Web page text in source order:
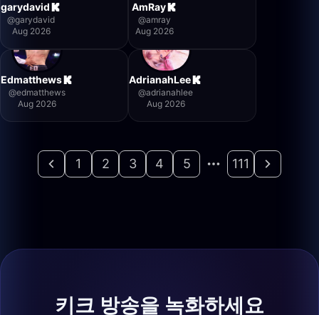
garydavid
@garydavid
Aug 2026
AmRay
@amray
Aug 2026
Edmatthews
@edmatthews
Aug 2026
AdrianahLee
@adrianahlee
Aug 2026
1 2 3 4 5 111
키크 방송을 녹화하세요